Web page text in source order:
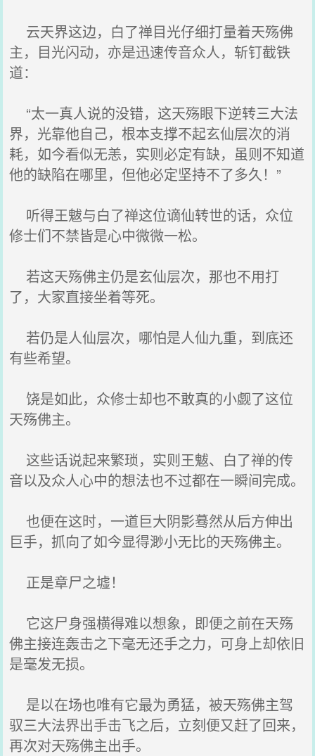
云天界这边，白了禅目光仔细打量着天殇佛
主，目光闪动，亦是迅速传音众人，斩钉截铁
道：
“太一真人说的没错，这天殇眼下逆转三大法
界，光靠他自己，根本支撑不起玄仙层次的消
耗，如今看似无恙，实则必定有缺，虽则不知道
他的缺陷在哪里，但他必定坚持不了多久！”
听得王魃与白了禅这位谪仙转世的话，众位
修士们不禁皆是心中微微一松。
若这天殇佛主仍是玄仙层次，那也不用打
了，大家直接坐着等死。
若仍是人仙层次，哪怕是人仙九重，到底还
有些希望。
饶是如此，众修士却也不敢真的小觑了这位
天殇佛主。
这些话说起来繁琐，实则王魃、白了禅的传
音以及众人心中的想法也不过都在一瞬间完成。
也便在这时，一道巨大阴影蓦然从后方伸出
巨手，抓向了如今显得渺小无比的天殇佛主。
正是章尸之墟！
它这尸身强横得难以想象，即便之前在天殇
佛主接连轰击之下毫无还手之力，可身上却依旧
是毫发无损。
是以在场也唯有它最为勇猛，被天殇佛主驾
驭三大法界出手击飞之后，立刻便又赶了回来，
再次对天殇佛主出手。